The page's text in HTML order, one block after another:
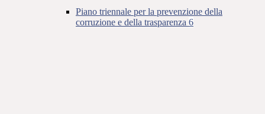
Piano triennale per la prevenzione della
corruzione e della trasparenza 6